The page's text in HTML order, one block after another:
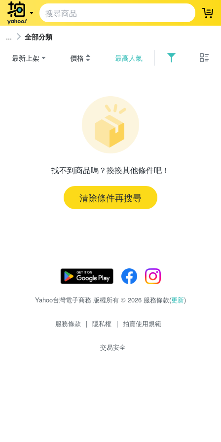
登
全部分類
最新上架 價格 最高人氣
找不到商品嗎？換換其他條件吧！
清除條件再搜尋
Yahoo台灣電子商務 版權所有 © 2026 服務條款(更新)
服務條款 | 隱私權 | 拍賣使用規範
交易安全